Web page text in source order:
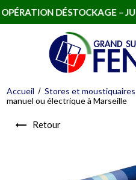
DÉSTOCKAGE –
Accueil Stores et moustiquaires
manuel ou électrique à Marseille
Retour